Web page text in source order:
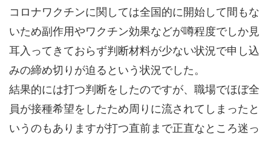
コロナワクチンに関しては全国的に開始して間もな
いため副作用やワクチン効果などが噂程度でしか見
耳入ってきておらず判断材料が少ない状況で申し込
みの締め切りが迫るという状況でした。
結果的には打つ判断をしたのですが、職場でほぼ全
員が接種希望をしたため周りに流されてしまったと
いうのもありますが打つ直前まで正直なところ迷っ